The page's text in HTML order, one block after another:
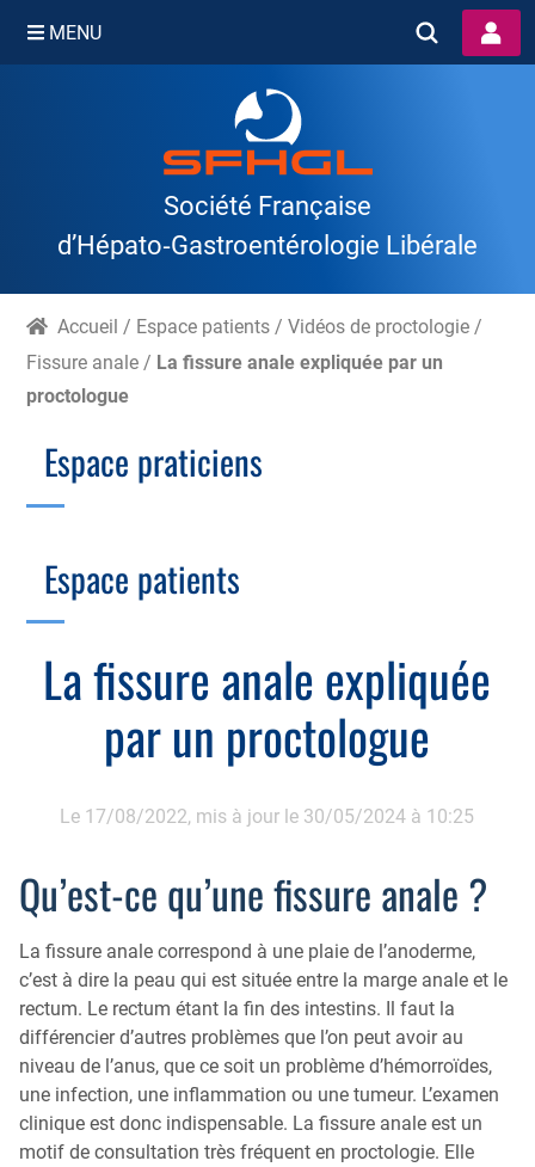
Skip
MENU
Société Française
d’Hépato‑Gastroentérologie Libérale
Accueil / Espace patients /Vidéos de proctologie /
Fissure anale / La fissure anale expliquée par un
proctologue
La fissure anale expliquée
par un proctologue
Le 17/08/2022, mis à jour le 30/05/2024 à 10:25
Qu’est-ce qu’une fissure anale ?
La fissure anale correspond à une plaie de l’anoderme,
c’est à dire la peau qui est située entre la marge anale et le
rectum. Le rectum étant la fin des intestins. Il faut la
différencier d’autres problèmes que l’on peut avoir au
niveau de l’anus, que ce soit un problème d’hémorroïdes,
une infection, une inflammation ou une tumeur. L’examen
clinique est donc indispensable. La fissure anale est un
motif de consultation très fréquent en proctologie. Elle
Espace praticiens
Échographie
Gastro-pédiatrie
Hépatologie
Motricité
Proctologie
Cellule d’Aide à la Recherche Clinique
Cotation des actes, lien avec les syndicats
Juridique
Plateau technique
Espace patients
Estomac
Nutrition
Pancréas
Tube digestif
Annuaire
Colobox
My MICI Book
Qu’est-ce que la coloscopie ?